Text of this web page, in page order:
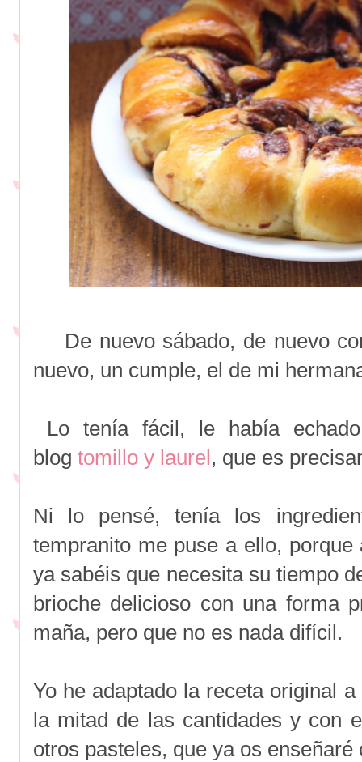
De nuevo sábado, de nuevo
nuevo, un cumple, el de mi
Lo tenía fácil, le había
blog tomillo y laurel, que es
Ni lo pensé, tenía los
tempranito me puse a ello,
ya sabéis que necesita su tiempo
brioche delicioso con una forma
maña, pero que no es nada difícil.
Yo he adaptado la receta original
la mitad de las cantidades y con
otros pasteles, que ya os enseñaré